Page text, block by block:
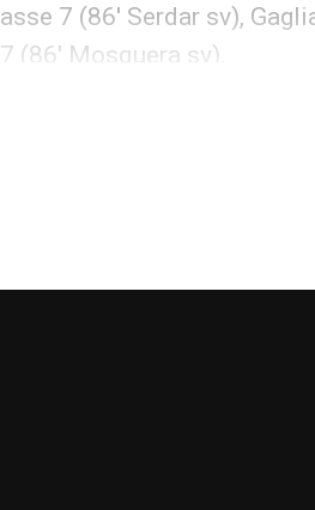
7 (86′ Serdar sv),
(86′ Mosquera sv).
Ultime Notizie